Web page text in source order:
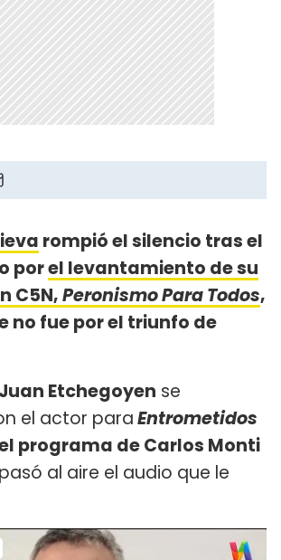
rompió el silencio tras el
porel levantamiento de su
C5N,Peronismo Para Todos,
no fue por el triunfo de
Juan Etchegoyen se
el actor paraEntrometidos
programa de Carlos Monti
al aire el audio que le